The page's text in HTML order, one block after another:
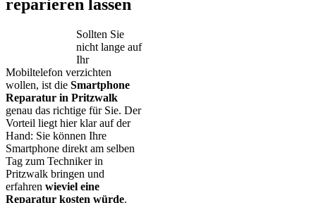
reparieren lassen
Sollten Sie
nicht lange auf
Ihr
Mobiltelefon verzichten
wollen, ist die Smartphone
Reparatur in Pritzwalk
genau das richtige für Sie. Der
Vorteil liegt hier klar auf der
Hand: Sie können Ihre
Smartphone direkt am selben
Tag zum Techniker in
Pritzwalk bringen und
erfahren wieviel eine
Reparatur kosten würde.